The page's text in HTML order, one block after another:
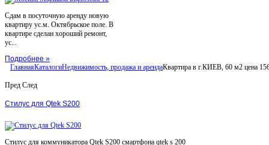
Сдам в посуточную аренду новую
квартиру ус.м. Октябрьское поле. В
квартире сделан хороший ремонт,
ус...
Подробнее »
ГлавнаяКаталогиНедвижимость, продажа и арендаКвартира в г.КИЕВ, 60 м2 цена
Пред След
Стилус для Qtek S200
Стилус для коммуникатора Qtek S200 смартфона qtek s 200